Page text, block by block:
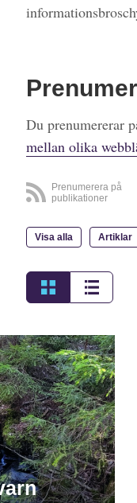
Du prenumererar
mellan olika
Prenumerera på
publikationer
Visa alla Artiklar